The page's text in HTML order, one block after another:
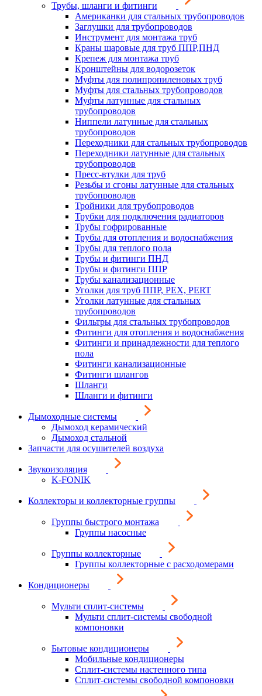
Трубы, шланги и фитинги
Американки для стальных трубопроводов
Заглушки для трубопроводов
Инструмент для монтажа труб
Краны шаровые для труб ППР,ПНД
Крепеж для монтажа труб
Кронштейны для водорозеток
Муфты для полипропиленовых труб
Муфты для стальных трубопроводов
Муфты латунные для стальных
трубопроводов
Ниппели латунные для стальных
трубопроводов
Переходники для стальных трубопроводов
Переходники латунные для стальных
трубопроводов
Пресс-втулки для труб
Резьбы и сгоны латунные для стальных
трубопроводов
Тройники для трубопроводов
Трубки для подключения радиаторов
Трубы гофрированные
Трубы для отопления и водоснабжения
Трубы для теплого пола
Трубы и фитинги ПНД
Трубы и фитинги ППР
Трубы канализационные
Уголки для труб ППР, PEX, PERT
Уголки латунные для стальных
трубопроводов
Фильтры для стальных трубопроводов
Фитинги для отопления и водоснабжения
Фитинги и принадлежности для теплого
пола
Фитинги канализационные
Фитинги шлангов
Шланги
Шланги и фитинги
Дымоходные системы
Дымоход керамический
Дымоход стальной
Запчасти для осушителей воздуха
Звукоизоляция
K-FONIK
Коллекторы и коллекторные группы
Группы быстрого монтажа
Группы насосные
Группы коллекторные
Группы коллекторные с расходомерами
Кондиционеры
Мульти сплит-системы
Мульти сплит-системы свободной
компоновки
Бытовые кондиционеры
Мобильные кондиционеры
Сплит-системы настенного типа
Сплит-системы свободной компоновки